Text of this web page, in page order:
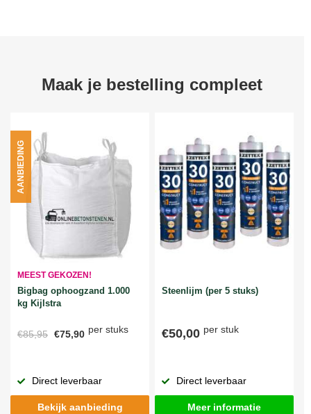
Maak je bestelling compleet
MEEST GEKOZEN!
Bigbag ophoogzand 1.000
kg Kijlstra
€85,95 €75,90 per stuks
AANBIEDING
Direct leverbaar
Bekijk aanbieding
Steenlijm (per 5 stuks)
€50,00 per stuk
Direct leverbaar
Meer informatie